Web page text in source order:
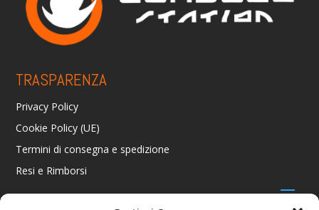
TRASPARENZA
Privacy Policy
Cookie Policy (UE)
Termini di consegna e spedizione
Resi e Rimborsi